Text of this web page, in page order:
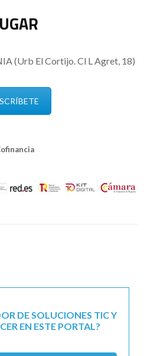
(Urb El Cortijo. Cl L Agret, 18)
DE SOLUCIONES TIC Y
EN ESTE PORTAL?